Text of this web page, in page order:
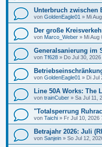
Unterbruch zwischen
von GoldenEagle01 » Mi
Der große
von Marco_Weber » Mi Aug
Generalsanierung im
von Tf628 » Do Jul 30,
von GoldenEagle01 » Di Jul
Line 50A Works: The
von trainCuber » Sa Jul 11,
"Totalsperrung
von Taichi » Fr Jul 10, 2026
Betrajahr 2026: Juli
von Sanjein » So Jul 12,